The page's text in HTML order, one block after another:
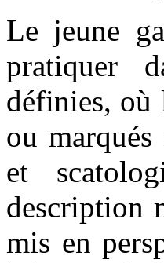
Le jeune
pratiquer
définies, où
ou marqués
et
description
mis en